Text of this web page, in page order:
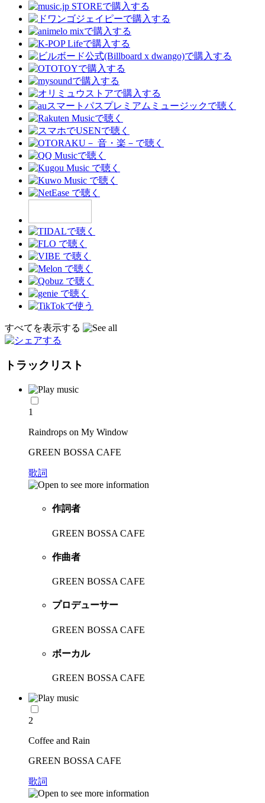
すべてを表示する
トラックリスト
1
Raindrops on My Window
GREEN BOSSA CAFE
歌詞
作詞者
GREEN BOSSA CAFE
作曲者
GREEN BOSSA CAFE
プロデューサー
GREEN BOSSA CAFE
ボーカル
GREEN BOSSA CAFE
2
Coffee and Rain
GREEN BOSSA CAFE
歌詞